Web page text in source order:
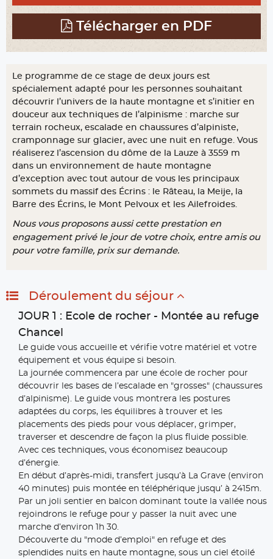
Télécharger en PDF
Le programme de ce stage de deux jours est
spécialement adapté pour les personnes souhaitant
découvrir l’univers de la haute montagne et s’initier en
douceur aux techniques de l’alpinisme : marche sur
terrain rocheux, escalade en chaussures d’alpiniste,
cramponnage sur glacier, avec une nuit en refuge. Vous
réaliserez l’ascension du dôme de la Lauze à 3559 m
dans un environnement de haute montagne
d’exception avec tout autour de vous les principaux
sommets du massif des Écrins : le Râteau, la Meije, la
Barre des Écrins, le Mont Pelvoux et les Ailefroides.
Nous vous proposons aussi cette prestation en
engagement privé le jour de votre choix, entre amis ou
pour votre famille, prix sur demande.
Déroulement du séjour
JOUR 1 : Ecole de rocher - Montée au refuge
Chancel
Le guide vous accueille et vérifie votre matériel et votre
équipement et vous équipe si besoin.
La journée commencera par une école de rocher pour
découvrir les bases de l’escalade en "grosses" (chaussures
d’alpinisme). Le guide vous montrera les postures
adaptées du corps, les équilibres à trouver et les
placements des pieds pour vous déplacer, grimper,
traverser et descendre de façon la plus fluide possible.
Avec ces techniques, vous économisez beaucoup
d’énergie.
En début d’après-midi, transfert jusqu’à La Grave (environ
40 minutes) puis montée en téléphérique jusqu’ à 2415m.
Par un joli sentier en balcon dominant toute la vallée nous
rejoindrons le refuge pour y passer la nuit avec une
marche d’environ 1h 30.
Découverte du "mode d’emploi" en refuge et des
splendides nuits en haute montagne, sous un ciel étoilé